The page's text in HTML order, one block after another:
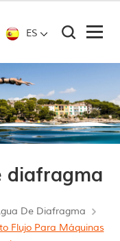
ES
diafragma
De Diafragma
Flujo Para Máquinas